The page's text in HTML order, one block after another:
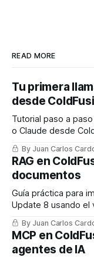
READ MORE
Tu primera
desde
Tutorial paso a
o Claude desde
framework de IA
By Juan Carlos
RAG en
documentos
Guía práctica para
Update 8 usando
LLM, con código
By Juan Carlos
MCP en
agentes de IA